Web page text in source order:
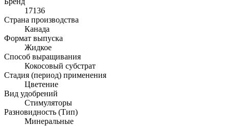
17136
Страна производства
Канада
Формат выпуска
Жидкое
Способ выращивания
Кокосовый субстрат
Стадия (период) применения
Цветение
Вид удобрений
Стимуляторы
Разновидность (Тип)
Минеральные